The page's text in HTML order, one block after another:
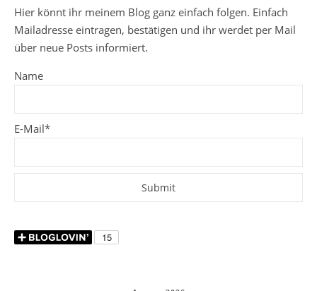
Hier könnt ihr meinem Blog ganz einfach folgen. Einfach
Mailadresse eintragen, bestätigen und ihr werdet per Mail
über neue Posts informiert.
Name
E-Mail*